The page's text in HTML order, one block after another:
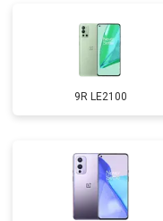
9R LE2100